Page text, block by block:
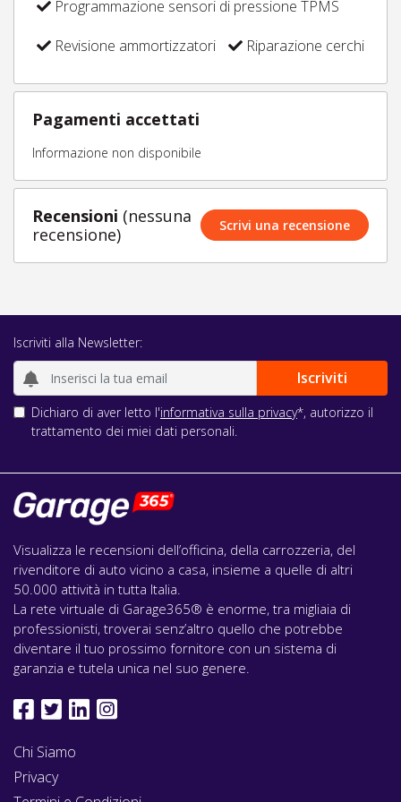
Programmazione sensori di pressione TPMS
Revisione ammortizzatori
Riparazione cerchi
Pagamenti accettati
Informazione non disponibile
Recensioni (nessuna
recensione)
Scrivi una recensione
Iscriviti alla Newsletter:
Dichiaro di aver letto l'informativa sulla privacy*, autorizzo il
trattamento dei miei dati personali.
Visualizza le recensioni dell’officina, della carrozzeria, del
rivenditore di auto vicino a casa, insieme a quelle di altri
50.000 attività in tutta Italia.
La rete virtuale di Garage365® è enorme, tra migliaia di
professionisti, troverai senz’altro quello che potrebbe
diventare il tuo prossimo fornitore con un sistema di
garanzia e tutela unica nel suo genere.
Chi Siamo
Privacy